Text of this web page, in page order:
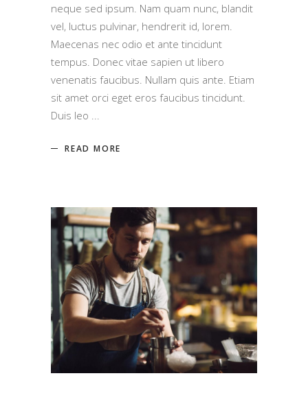
neque sed ipsum. Nam quam nunc, blandit
vel, luctus pulvinar, hendrerit id, lorem.
Maecenas nec odio et ante tincidunt
tempus. Donec vitae sapien ut libero
venenatis faucibus. Nullam quis ante. Etiam
sit amet orci eget eros faucibus tincidunt.
Duis leo
READ MORE